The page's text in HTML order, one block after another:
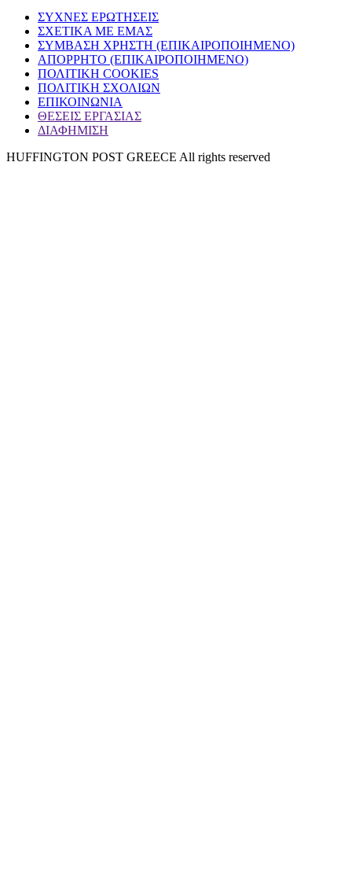
ΣΥΧΝΕΣ ΕΡΩΤΗΣΕΙΣ
ΣΧΕΤΙΚΑ ΜΕ ΕΜΑΣ
ΣΥΜΒΑΣΗ ΧΡΗΣΤΗ (ΕΠΙΚΑΙΡΟΠΟΙΗΜΕΝΟ)
ΑΠΟΡΡΗΤΟ (ΕΠΙΚΑΙΡΟΠΟΙΗΜΕΝΟ)
ΠΟΛΙΤΙΚΗ COOKIES
ΠΟΛΙΤΙΚΗ ΣΧΟΛΙΩΝ
ΕΠΙΚΟΙΝΩΝΙΑ
ΘΕΣΕΙΣ ΕΡΓΑΣΙΑΣ
ΔΙΑΦΗΜΙΣΗ
HUFFINGTON POST GREECE All rights reserved